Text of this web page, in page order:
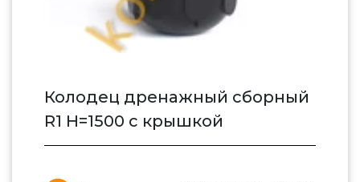
Колодец дренажный сборный
R1 H=1500 c крышкой